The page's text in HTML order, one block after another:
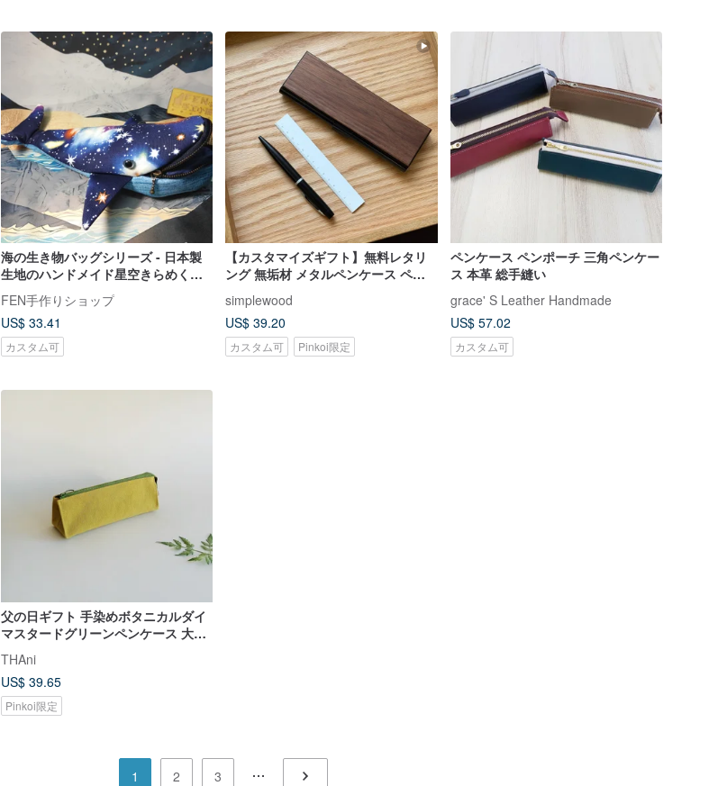
海の生き物バッグシリーズ - 日本製
生地のハンドメイド星空きらめくク
ジラのペンケース - クジラのペンポ
ーチ - 鉛筆入れ
FEN手作りショップ
US$ 33.41
カスタム可
【カスタマイズギフト】無料レタリ
ング 無垢材 メタルペンケース ペン
ポーチ 鉛筆ケース ビジネス
simplewood
US$ 39.20
カスタム可 Pinkoi限定
ペンケース ペンポーチ 三角ペンケー
ス 本革 総手縫い
grace' S Leather Handmade
US$ 57.02
カスタム可
父の日ギフト 手染めボタニカルダイ
マスタードグリーンペンケース 大容
納
THAni
US$ 39.65
Pinkoi限定
1 2 3